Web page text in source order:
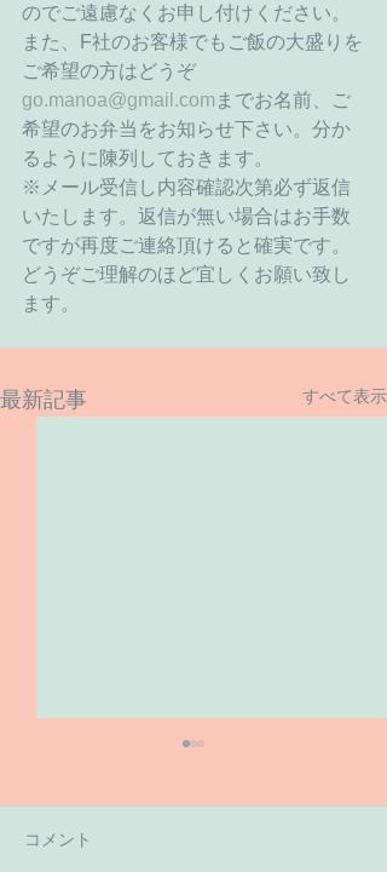
のでご遠慮なくお申し付けください。
また、F社のお客様でもご飯の大盛りを
ご希望の方はどうぞ
go.manoa@gmail.com までお名前、ご
希望のお弁当をお知らせ下さい。分か
るように陳列しておきます。
※メール受信し内容確認次第必ず返信
いたします。返信が無い場合はお手数
ですが再度ご連絡頂けると確実です。
どうぞご理解のほど宜しくお願い致し
ます。
最新記事 すべて表示
コメント